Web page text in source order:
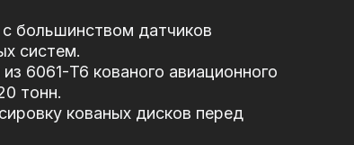
большинством датчиков
систем.
6061-T6 кованого авиационного
тонн.
кованых дисков перед